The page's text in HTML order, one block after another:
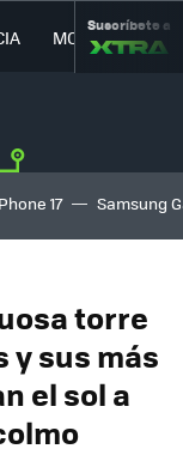
MOVILIDAD
Suscríbete a
17 Samsung
torre
sus más
el sol a